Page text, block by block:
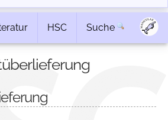
HSC Suche